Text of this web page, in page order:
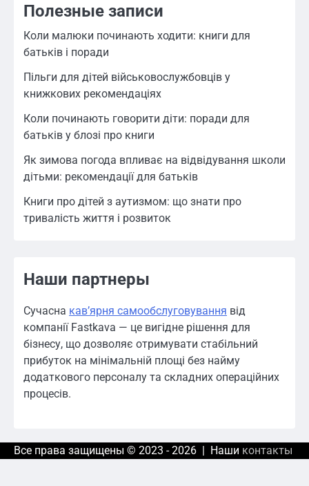
Полезные записи
Коли малюки починають ходити: книги для
батьків і поради
Пільги для дітей військовослужбовців у
книжкових рекомендаціях
Коли починають говорити діти: поради для
батьків у блозі про книги
Як зимова погода впливає на відвідування школи
дітьми: рекомендації для батьків
Книги про дітей з аутизмом: що знати про
тривалість життя і розвиток
Наши партнеры
Сучасна кавʼярня самообслуговування від
компанії Fastkava — це вигідне рішення для
бізнесу, що дозволяє отримувати стабільний
прибуток на мінімальній площі без найму
додаткового персоналу та складних операційних
процесів.
Все права защищены © 2023 - 2026 | Наши контакты